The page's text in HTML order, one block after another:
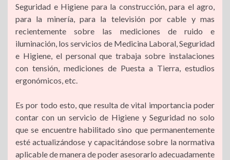
Seguridad e Higiene para la construcción, para el agro,
para la minería, para la televisión por cable y mas
recientemente sobre las mediciones de ruido e
iluminación, los servicios de Medicina Laboral, Seguridad
e Higiene, el personal que trabaja sobre instalaciones
con tensión, mediciones de Puesta a Tierra, estudios
ergonómicos, etc.
Es por todo esto, que resulta de vital importancia poder
contar con un servicio de Higiene y Seguridad no solo
que se encuentre habilitado sino que permanentemente
esté actualizándose y capacitándose sobre la normativa
aplicable de manera de poder asesorarlo adecuadamente